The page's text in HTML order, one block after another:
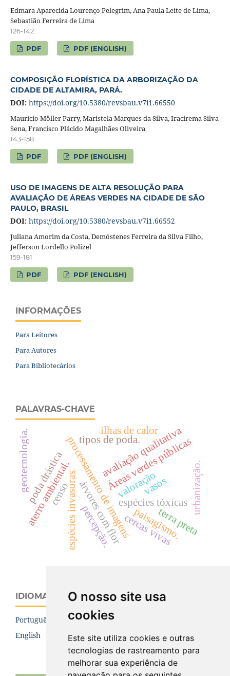
O nosso site usa
cookies
Este site utiliza cookies e outras
tecnologias de rastreamento para
melhorar sua experiência de
Edmara Aparecida Lourenço Pelegrim, Ana Paula Leite de Lima,
Sebastião Ferreira de Lima
126-142
PDF PDF (ENGLISH)
COMPOSIÇÃO FLORÍSTICA DA ARBORIZAÇÃO DA
CIDADE DE ALTAMIRA, PARÁ.
DOI: https://doi.org/10.5380/revsbau.v7i1.66550
Maurício Möller Parry, Maristela Marques da Silva, Iracirema Silva
Sena, Francisco Plácido Magalhães Oliveira
143-158
PDF PDF (ENGLISH)
USO DE IMAGENS DE ALTA RESOLUÇÃO PARA
AVALIAÇÃO DE ÁREAS VERDES NA CIDADE DE SÃO
PAULO, BRASIL
DOI: https://doi.org/10.5380/revsbau.v7i1.66552
Juliana Amorim da Costa, Demóstenes Ferreira da Silva Filho,
Jefferson Lordello Polizel
159-181
PDF PDF (ENGLISH)
INFORMAÇÕES
Para Leitores
Para Autores
Para Bibliotecários
PALAVRAS-CHAVE
Áreas verdes públicas
processamento de imagensespécies tóxicas
espécies invasoras.
avaliação qualitativa
tipos de poda.
paisagismo.
aterro ambiental.
censo árvores com flor urbanização.
poda drástica
ilhas de calor
valoração
percepção. terra preta
vasos
cercas vivas
geotecnologia.
IDIOMA
Português (Brasil)
English